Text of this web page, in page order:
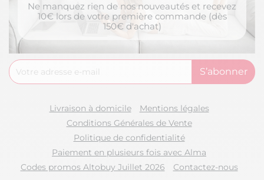
Ne manquez rien de nos nouveautés et recevez
10€ lors de votre première commande (dès
150€ d'achat)
Livraison à domicile
Mentions légales
Conditions Générales de Vente
Politique de confidentialité
Paiement en plusieurs fois avec Alma
Codes promos Altobuy Juillet 2026
Contactez-nous